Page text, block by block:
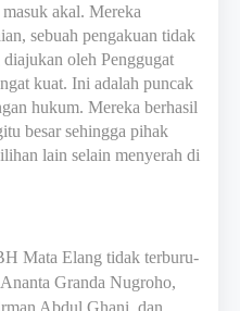
akal. Mereka
sebuah pengakuan tidak
oleh Penggugat
kuat. Ini adalah puncak
hukum. Mereka berhasil
besar sehingga pihak
lain selain menyerah di
Mata Elang tidak terburu-
Granda Nugroho,
Abdul Ghani, dan